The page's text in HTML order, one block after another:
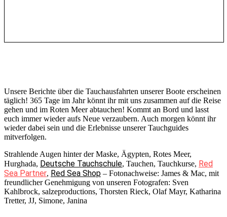
Unsere Berichte über die Tauchausfahrten unserer Boote erscheinen
täglich! 365 Tage im Jahr könnt ihr mit uns zusammen auf die Reise
gehen und im Roten Meer abtauchen! Kommt an Bord und lasst
euch immer wieder aufs Neue verzaubern. Auch morgen könnt ihr
wieder dabei sein und die Erlebnisse unserer Tauchguides
mitverfolgen.
Strahlende Augen hinter der Maske, Ägypten, Rotes Meer,
Hurghada, Deutsche Tauchschule, Tauchen, Tauchkurse, Red
Sea Partner, Red Sea Shop – Fotonachweise: James & Mac, mit
freundlicher Genehmigung von unseren Fotografen: Sven
Kahlbrock, salzeproductions, Thorsten Rieck, Olaf Mayr, Katharina
Tretter, JJ, Simone, Janina